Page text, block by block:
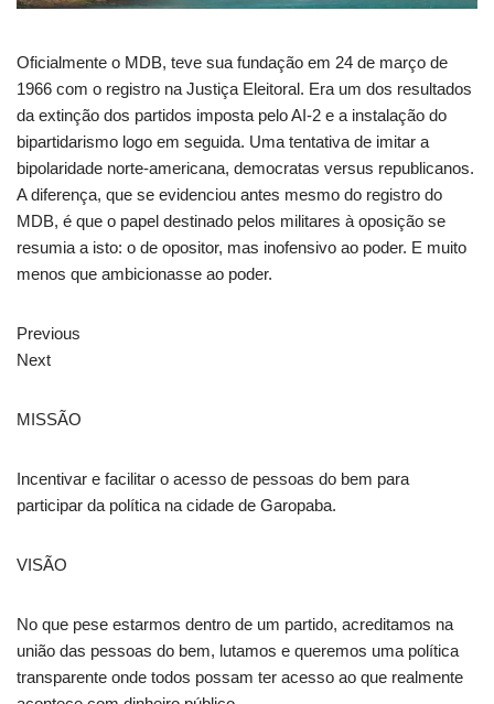
Oficialmente o MDB, teve sua fundação em 24 de março de
1966 com o registro na Justiça Eleitoral. Era um dos resultados
da extinção dos partidos imposta pelo AI-2 e a instalação do
bipartidarismo logo em seguida. Uma tentativa de imitar a
bipolaridade norte-americana, democratas versus republicanos.
A diferença, que se evidenciou antes mesmo do registro do
MDB, é que o papel destinado pelos militares à oposição se
resumia a isto: o de opositor, mas inofensivo ao poder. E muito
menos que ambicionasse ao poder.
Previous
Next
MISSÃO
Incentivar e facilitar o acesso de pessoas do bem para
participar da política na cidade de Garopaba.
VISÃO
No que pese estarmos dentro de um partido, acreditamos na
união das pessoas do bem, lutamos e queremos uma política
transparente onde todos possam ter acesso ao que realmente